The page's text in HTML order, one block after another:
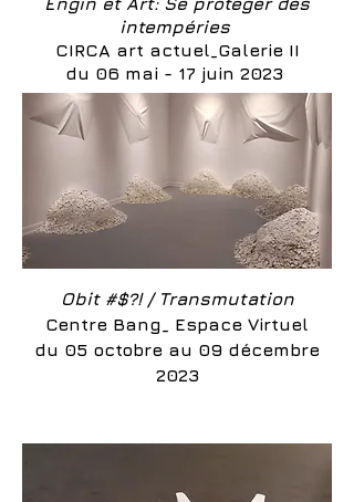
intempéries
CIRCA art actuel_Galerie II
du 06 mai - 17 juin 2023
Obit #$?! / Transmutation
Centre Bang_ Espace Virtuel
du 05 octobre au 09 décembre
2023